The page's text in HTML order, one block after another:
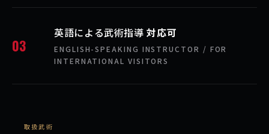
03
英語による武術指導対応可
ENGLISH-SPEAKING INSTRUCTOR / FOR
INTERNATIONAL VISITORS
取扱武術